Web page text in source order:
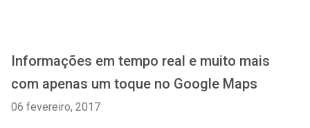
Informações em tempo real e muito mais
com apenas um toque no Google Maps
06 fevereiro, 2017